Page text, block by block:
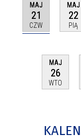
MAJ
21
CZW
MAJ
22
PIĄ
MAJ
26
WTO